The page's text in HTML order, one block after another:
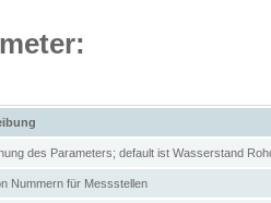
des Parameters; default ist Wasserstand
Nummern für Messstellen